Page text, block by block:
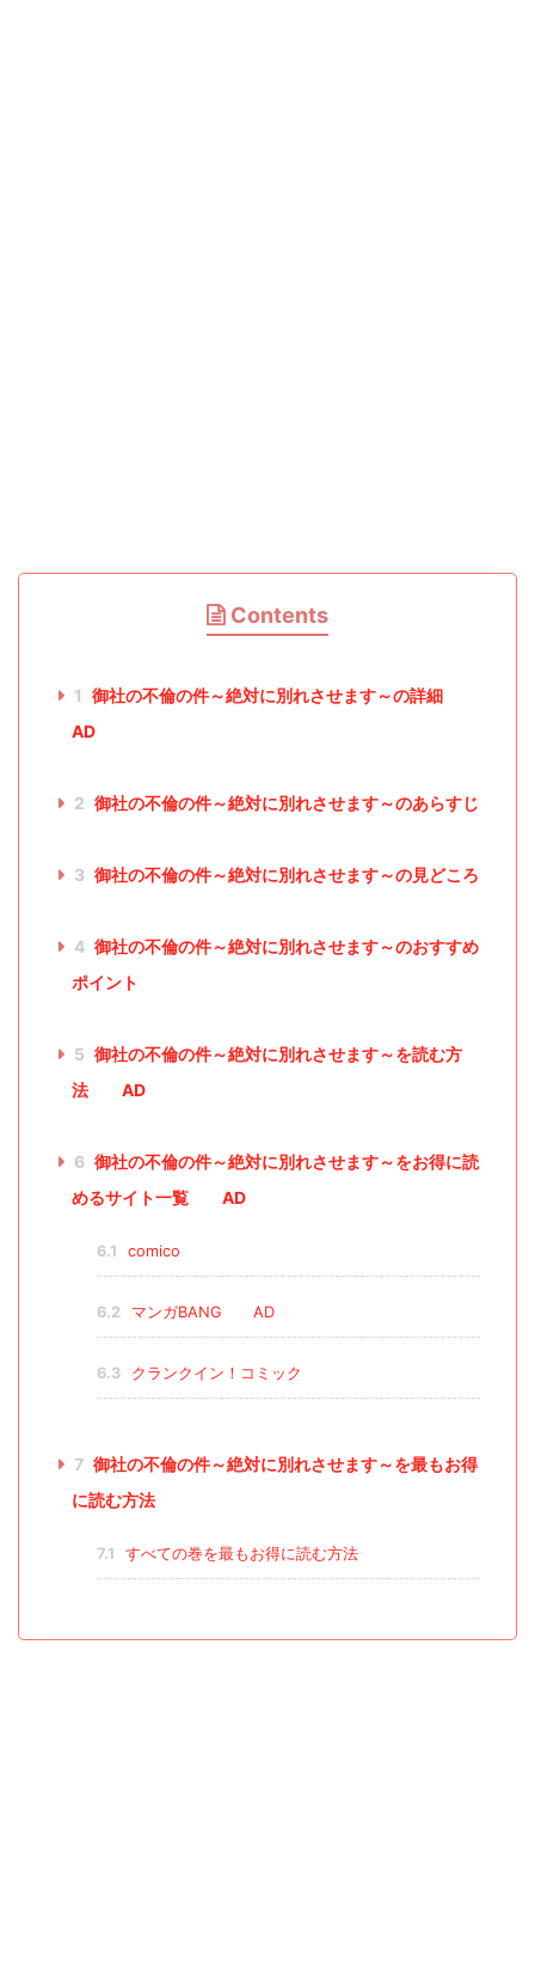
Contents
1 御社の不倫の件～絶対に別れさせます～の詳細
AD
2 御社の不倫の件～絶対に別れさせます～のあらすじ
3 御社の不倫の件～絶対に別れさせます～の見どころ
4 御社の不倫の件～絶対に別れさせます～のおすすめ
ポイント
5 御社の不倫の件～絶対に別れさせます～を読む方
法 AD
6 御社の不倫の件～絶対に別れさせます～をお得に読
めるサイト一覧 AD
6.1 comico
6.2 マンガBANG AD
6.3 クランクイン！コミック
7 御社の不倫の件～絶対に別れさせます～を最もお得
に読む方法
7.1 すべての巻を最もお得に読む方法